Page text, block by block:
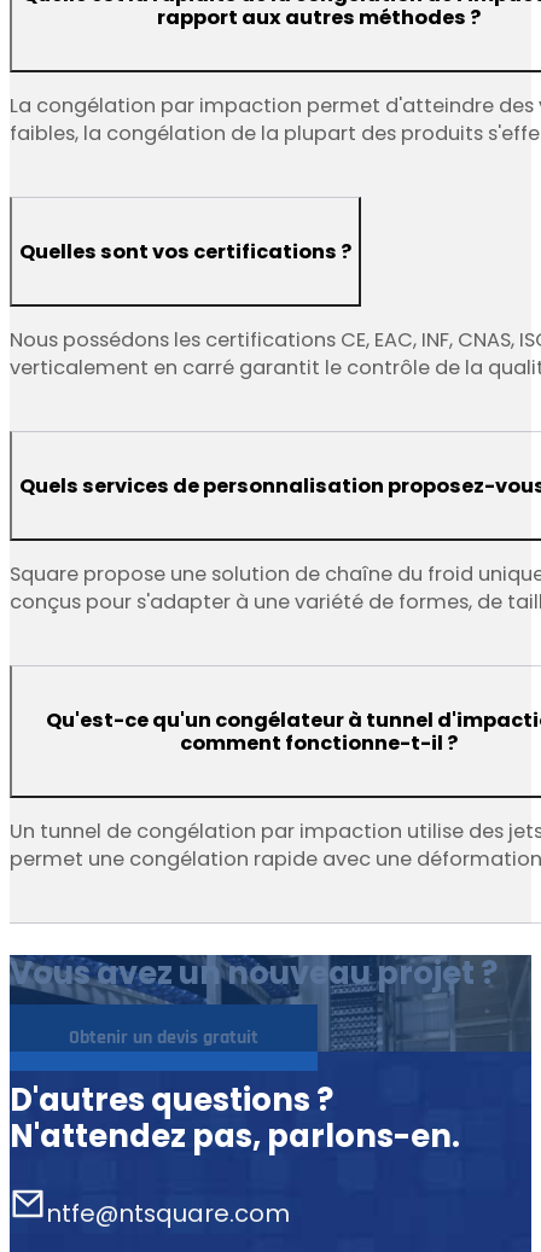
rapport aux autres méthodes ?
La congélation par impaction permet d'atteindre des
faibles, la congélation de la plupart des produits
Quelles sont vos certifications ?
Nous possédons les certifications CE, EAC, INF, CNAS,
verticalement en carré garantit le contrôle de la
Quels services de personnalisation proposez-
Square propose une solution de chaîne du froid
conçus pour s'adapter à une variété de formes, de
Qu'est-ce qu'un congélateur à tunnel
comment fonctionne-t-il ?
Un tunnel de congélation par impaction utilise des
permet une congélation rapide avec une
Vous avez un nouveau projet ?
Obtenir un devis gratuit
D'autres questions ?
N'attendez pas, parlons-en.
ntfe@ntsquare.com